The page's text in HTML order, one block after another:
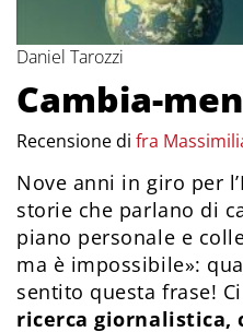
Daniel Tarozzi
Cambia-
Recensione di fra
Nove anni in giro per
storie che parlano di
piano personale e
ma è impossibile»:
sentito questa frase!
ricerca giornalistica,